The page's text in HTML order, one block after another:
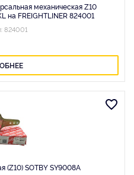
механическая Z10
на FREIGHTLINER 824001
824001
(Z10) SOTBY SY9008A